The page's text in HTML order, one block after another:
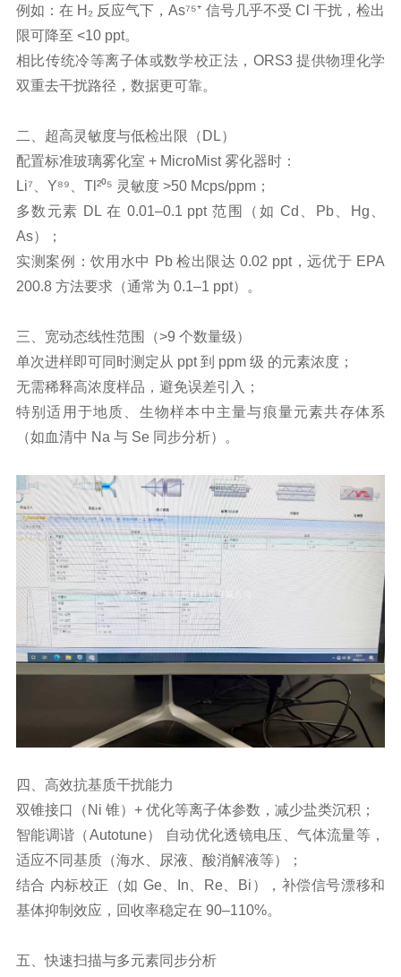
例如：在 H₂ 反应气下，As⁷⁵⁺ 信号几乎不受 Cl 干扰，检出
限可降至 <10 ppt。
相比传统冷等离子体或数学校正法，ORS3 提供物理化学
双重去干扰路径，数据更可靠。
二、超高灵敏度与低检出限（DL）
配置标准玻璃雾化室 + MicroMist 雾化器时：
Li⁷、Y⁸⁹、Tl²⁰⁵ 灵敏度 >50 Mcps/ppm；
多数元素 DL 在 0.01–0.1 ppt 范围（如 Cd、Pb、Hg、
As）；
实测案例：饮用水中 Pb 检出限达 0.02 ppt，远优于 EPA
200.8 方法要求（通常为 0.1–1 ppt）。
三、宽动态线性范围（>9 个数量级）
单次进样即可同时测定从 ppt 到 ppm 级 的元素浓度；
无需稀释高浓度样品，避免误差引入；
特别适用于地质、生物样本中主量与痕量元素共存体系
（如血清中 Na 与 Se 同步分析）。
四、高效抗基质干扰能力
双锥接口（Ni 锥）+ 优化等离子体参数，减少盐类沉积；
智能调谐（Autotune） 自动优化透镜电压、气体流量等，
适应不同基质（海水、尿液、酸消解液等）；
结合 内标校正（如 Ge、In、Re、Bi），补偿信号漂移和
基体抑制效应，回收率稳定在 90–110%。
五、快速扫描与多元素同步分析